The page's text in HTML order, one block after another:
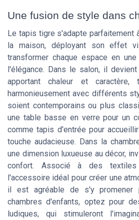
Une fusion de style dans
Le tapis tigre s'adapte parfaitement
la maison, déployant son effet
transformer chaque espace en
l'élégance. Dans le salon, il
apportant chaleur et
harmonieusement avec différents
soient contemporains ou plus
une table basse en verre pour un
comme tapis d'entrée pour
touche audacieuse. Dans la
une dimension luxueuse au décor,
confort. Associé à des
l'accessoire idéal pour créer une
il est agréable de s'y promener
chambres d'enfants, optez pour
ludiques, qui stimuleront